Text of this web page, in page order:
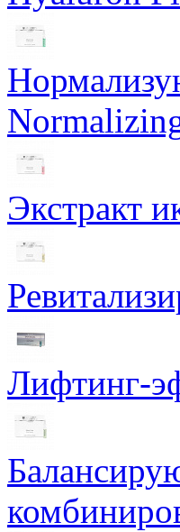
Экстракт
Лифтинг-